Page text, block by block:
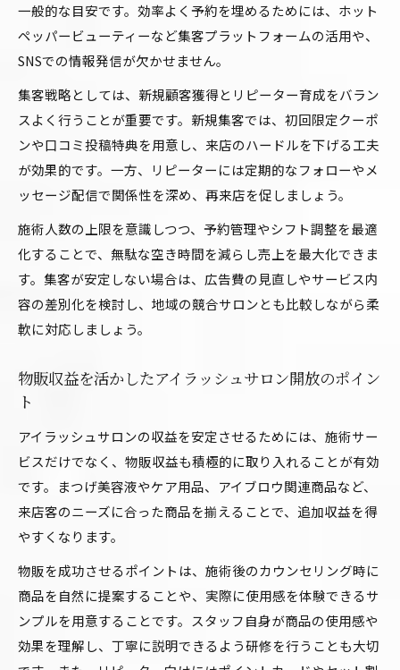
一般的な目安です。効率よく予約を埋めるためには、ホット
ペッパービューティーなど集客プラットフォームの活用や、
SNSでの情報発信が欠かせません。
集客戦略としては、新規顧客獲得とリピーター育成をバラン
スよく行うことが重要です。新規集客では、初回限定クーポ
ンや口コミ投稿特典を用意し、来店のハードルを下げる工夫
が効果的です。一方、リピーターには定期的なフォローやメ
ッセージ配信で関係性を深め、再来店を促しましょう。
施術人数の上限を意識しつつ、予約管理やシフト調整を最適
化することで、無駄な空き時間を減らし売上を最大化できま
す。集客が安定しない場合は、広告費の見直しやサービス内
容の差別化を検討し、地域の競合サロンとも比較しながら柔
軟に対応しましょう。
物販収益を活かしたアイラッシュサロン開放のポイン
ト
アイラッシュサロンの収益を安定させるためには、施術サー
ビスだけでなく、物販収益も積極的に取り入れることが有効
です。まつげ美容液やケア用品、アイブロウ関連商品など、
来店客のニーズに合った商品を揃えることで、追加収益を得
やすくなります。
物販を成功させるポイントは、施術後のカウンセリング時に
商品を自然に提案することや、実際に使用感を体験できるサ
ンプルを用意することです。スタッフ自身が商品の使用感や
効果を理解し、丁寧に説明できるよう研修を行うことも大切